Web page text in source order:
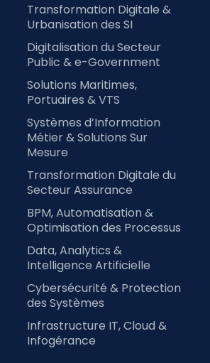
Transformation Digitale &
Urbanisation des SI
Digitalisation du Secteur
Public & e-Government
Solutions Maritimes,
Portuaires & VTS
Systèmes d’Information
Métier & Solutions Sur
Mesure
Transformation Digitale du
Secteur Assurance
BPM, Automatisation &
Optimisation des Processus
Data, Analytics &
Intelligence Artificielle
Cybersécurité & Protection
des Systèmes
Infrastructure IT, Cloud &
Infogérance